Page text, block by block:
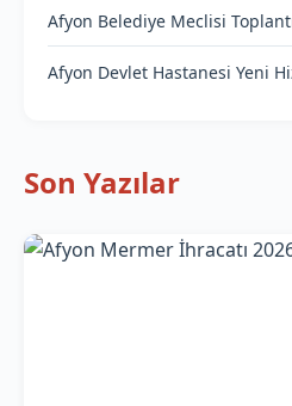
Afyon Belediye Meclisi
Afyon Devlet Hastanesi Yeni
Son Yazılar